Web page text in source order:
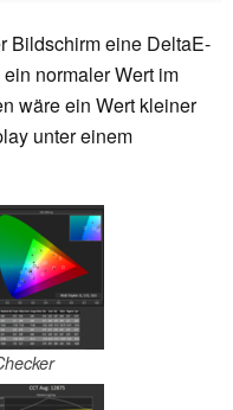
Bildschirm eine DeltaE-
normaler Wert im
wäre ein Wert kleiner
unter einem